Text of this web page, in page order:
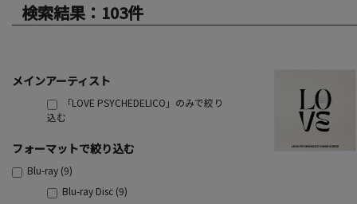
検索結果：103件
メインアーティスト
「LOVE PSYCHEDELICO」のみで絞り
込む
フォーマットで絞り込む
Blu-ray (9)
Blu-ray Disc (9)